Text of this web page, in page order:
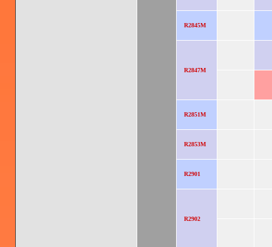
R2845M
R2847M
R2851M
R2853M
R2901
R2902